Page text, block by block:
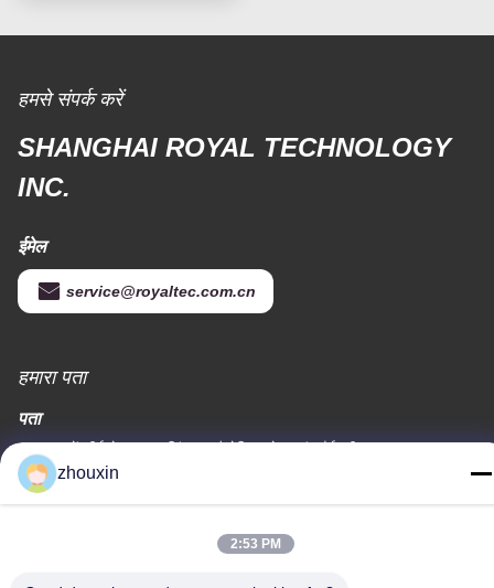
हमसे संपर्क करें
SHANGHAI ROYAL TECHNOLOGY
INC.
ईमेल
service@royaltec.com.cn
हमारा पता
पता
819 # सोंगवीई रोड (एन), सिंगापुर औद्योगिक ज़ोन, शांग हैई, चीन 201613
टेलीफोन
zhouxin
2:53 PM